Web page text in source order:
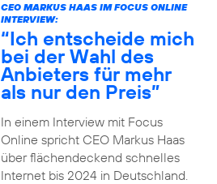
CEO MARKUS HAAS IM FOCUS ONLINE
INTERVIEW:
“Ich entscheide mich
bei der Wahl des
Anbieters für mehr
als nur den Preis”
In einem Interview mit Focus
Online spricht CEO Markus Haas
über flächendeckend schnelles
Internet bis 2024 in Deutschland.